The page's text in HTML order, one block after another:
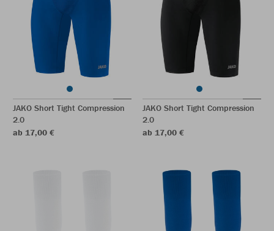
JAKO Short Tight Compression
2.0
ab 17,00 €
JAKO Short Tight Compression
2.0
ab 17,00 €